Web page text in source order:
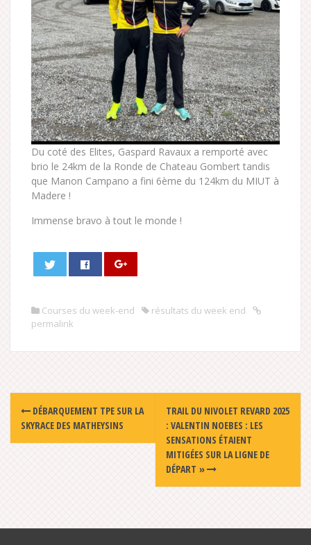
Du coté des Elites, Gaspard Ravaux a remporté avec
brio le 24km de la Ronde de Chateau Gombert tandis
que Manon Campano a fini 6ème du 124km du MIUT à
Madere !
Immense bravo à tout le monde !
Courses du week-end
résultats du week end
permalink
Post
navigation
DÉBARQUEMENT TPE SUR LA
SKYRACE DES MATHEYSINS
TRAIL DU NIVOLET REVARD 2025
: VALENTIN NOEBES : LES
SENSATIONS ÉTAIENT
MITIGÉES SUR LA LIGNE DE
DÉPART »